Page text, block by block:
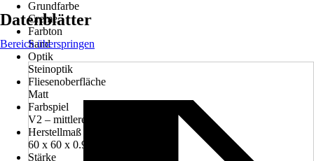
Grundfarbe
Creme
Farbton
Sand
Optik
Steinoptik
Fliesenoberfläche
Matt
Farbspiel
V2 – mittleres Farbspiel
Herstellmaß BxLxS in cm
60 x 60 x 0.95 cm
Stärke
Datenblätter
Bereich überspringen